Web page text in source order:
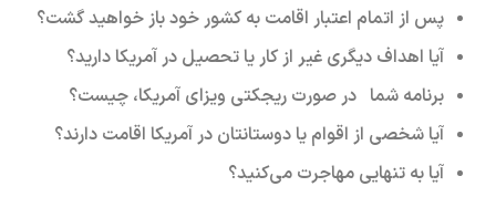
پس از اتمام اعتبار اقامت به کشور خود باز خواهید گشت؟
آیا اهداف دیگری غیر از کار یا تحصیل در آمریکا دارید؟
برنامه شما در صورت ریجکتی ویزای آمریکا، چیست؟
آیا شخصی از اقوام یا دوستانتان در آمریکا اقامت دارند؟
آیا به تنهایی مهاجرت می‌کنید؟